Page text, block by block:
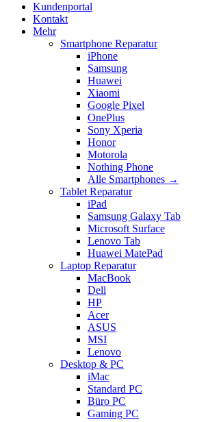
Kundenportal
Kontakt
Mehr
Smartphone Reparatur
iPhone
Samsung
Huawei
Xiaomi
Google Pixel
OnePlus
Sony Xperia
Honor
Motorola
Nothing Phone
Alle Smartphones →
Tablet Reparatur
iPad
Samsung Galaxy Tab
Microsoft Surface
Lenovo Tab
Huawei MatePad
Laptop Reparatur
MacBook
Dell
HP
Acer
ASUS
MSI
Lenovo
Desktop & PC
iMac
Standard PC
Büro PC
Gaming PC